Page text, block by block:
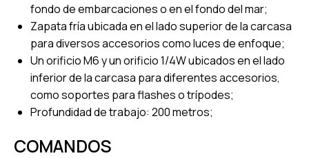
fondo de embarcaciones o en el fondo del mar;
Zapata fría ubicada en el lado superior de la carcasa
para diversos accesorios como luces de enfoque;
Un orificio M6 y un orificio 1/4W ubicados en el lado
inferior de la carcasa para diferentes accesorios,
como soportes para flashes o trípodes;
Profundidad de trabajo: 200 metros;
COMANDOS